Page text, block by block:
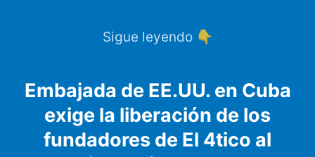
Sigue leyendo 👇